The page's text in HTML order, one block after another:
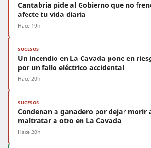
Cantabria pide al Gobierno que no
afecte tu vida diaria
Hace 19h
SUCESOS
Un incendio en La Cavada pone en
por un fallo eléctrico accidental
Hace 20h
SUCESOS
Condenan a ganadero por dejar morir
maltratar a otro en La Cavada
Hace 20h